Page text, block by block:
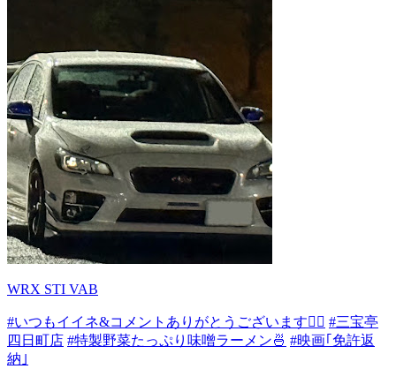
WRX STI VAB
#いつもイイネ&コメントありがとうございます🙇‍♂️ #三宝亭
四日町店 #特製野菜たっぷり味噌ラーメン🍜 #映画｢免許返
納｣